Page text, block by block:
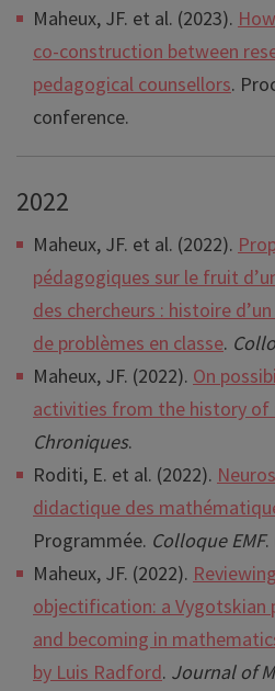
Maheux, JF. et al. (2023).
co-construction between
pedagogical counsellors.
conference.
2022
Maheux, JF. et al. (2022).
pédagogiques sur le fruit
des chercheurs : histoire
de problèmes en classe.
Maheux, JF. (2022). On
activities from the history of
Chroniques.
Roditi, E. et al. (2022).
didactique des
Programmée. Colloque EMF.
Maheux, JF. (2022).
objectification: a Vygotskian
and becoming in
by Luis Radford. Journal of